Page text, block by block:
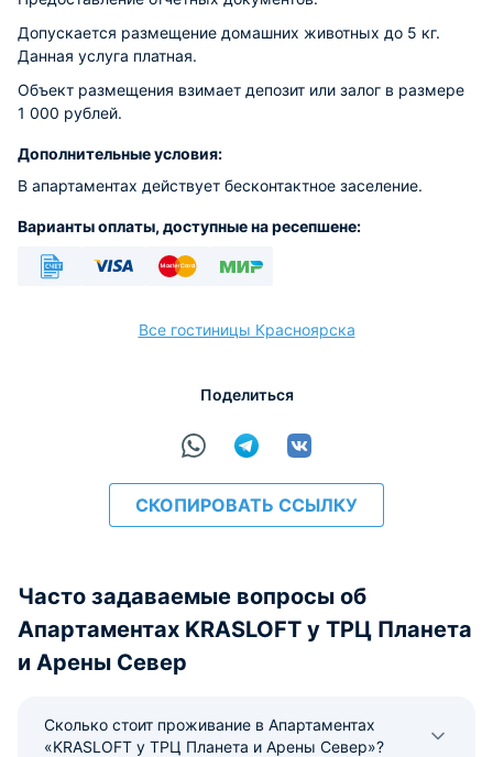
Допускается размещение домашних животных до 5 кг.
Данная услуга платная.
Объект размещения взимает депозит или залог в размере
1 000 рублей.
Дополнительные условия:
В апартаментах действует бесконтактное заселение.
Варианты оплаты, доступные на ресепшене:
Все гостиницы Красноярска
Поделиться
СКОПИРОВАТЬ ССЫЛКУ
Часто задаваемые вопросы об
Апартаментах KRASLOFT у ТРЦ Планета
и Арены Север
Сколько стоит проживание в Апартаментах
«KRASLOFT у ТРЦ Планета и Арены Север»?